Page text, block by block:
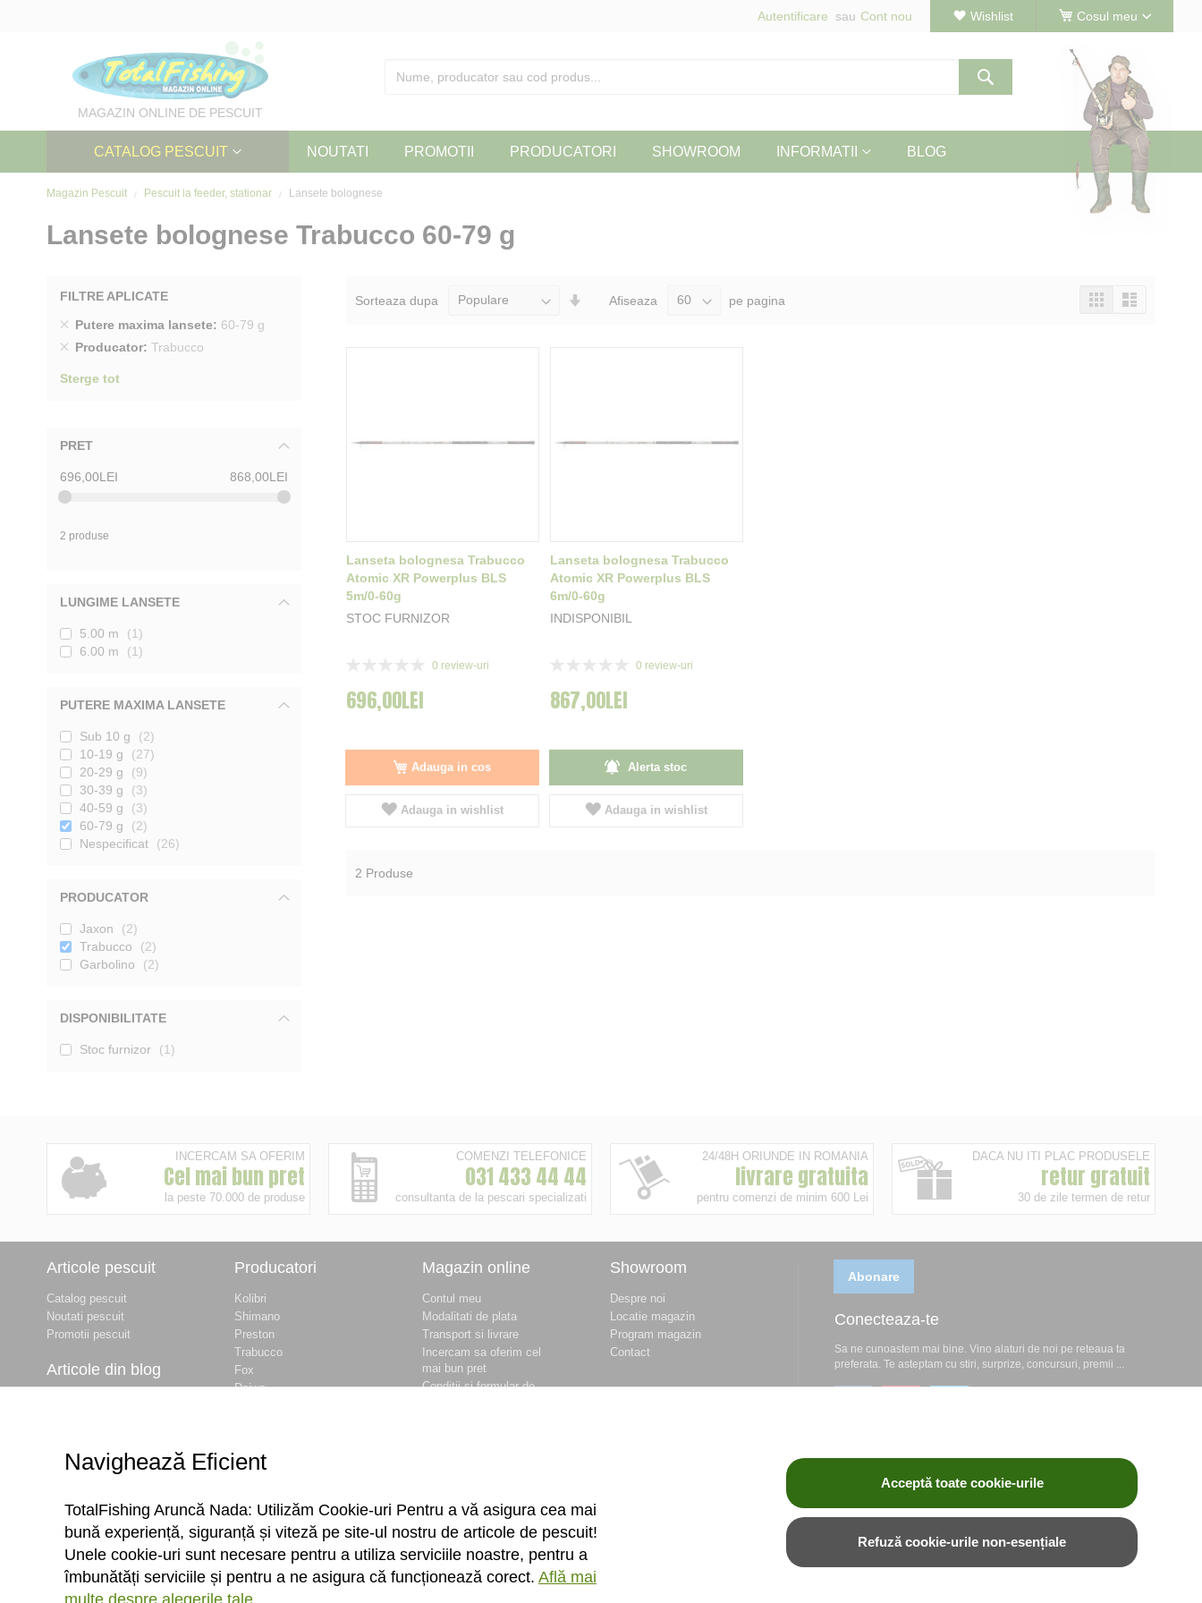
Cosul meu
Wishlist
Autentificare Cont nou
MAGAZIN ONLINE DE PESCUIT
CATALOG PESCUIT NOUTATI PROMOTII PRODUCATORI SHOWROOM INFORMATII BLOG
Magazin Pescuit Pescuit la feeder, stationar Lansete bolognese
Lansete bolognese Trabucco 60-79 g
Sorteaza dupa
SeteazaAfiseaza pe pagina
Vizualizeaza
ca
TabelLista
Lanseta bolognesa Trabucco
Atomic XR Powerplus BLS
5m/0-60g
STOC FURNIZOR
0 review-uri
696,00LEI
Adauga in cos
Adauga in wishlist
Lanseta bolognesa Trabucco
Atomic XR Powerplus BLS
6m/0-60g
INDISPONIBIL
0 review-uri
867,00LEI
Alerta stoc
Adauga in wishlist
2 Produse
FILTRE APLICATE
Putere maxima lansete
60-79 g
Sterge
produs
Producator Trabucco
Sterge
Sterge tot
PRET
696,00LEI 868,00LEI
2 produse
LUNGIME LANSETE
5.00 m
1
6.00 m
1
PUTERE MAXIMA LANSETE
Sub 10 g
2
10-19 g
27
20-29 g
9
30-39 g
3
40-59 g
3
60-79 g
2
Nespecificat
26
PRODUCATOR
Jaxon
2
Trabucco
2
Garbolino
2
DISPONIBILITATE
Stoc furnizor 1
INCERCAM SA OFERIM
Cel mai bun pret
la peste 70.000 de produse
COMENZI TELEFONICE
031 433 44 44
consultanta de la pescari specializati
24/48H ORIUNDE IN ROMANIA
livrare gratuita
pentru comenzi de minim 600 Lei
DACA NU ITI PLAC PRODUSELE
retur gratuit
30 de zile termen de retur
Articole pescuit
Catalog pescuit
Noutati pescuit
Promotii pescuit
Articole din blog
- INFORMATII
COMPLETE
pescuit ANPA online –
Ghid Complet 2026
Nada si momeli
TotalFishing
Specii de pesti in apele
din Romania
Producatori
Kolibri
Shimano
Preston
Trabucco
Fox
Daiwa
Delphin
Magazin online
Contul meu
Modalitati de plata
Transport si livrare
Incercam sa oferim cel
mai bun pret
Conditii si formular de
confidentialitate si
protectia datelor
Unitati de masura
Showroom
Despre noi
Locatie magazin
Program magazin
Contact
Abonare
Conecteaza-te
Sa ne cunoastem mai bine. Vino alaturi de noi pe reteaua ta
preferata. Te asteptam cu stiri, surprize, concursuri, premii ...
Navighează Eficient
TotalFishing Aruncă Nada: Utilizăm Cookie-uri Pentru a vă asigura cea mai
bună experiență, siguranță și viteză pe site-ul nostru de articole de pescuit!
Unele cookie-uri sunt necesare pentru a utiliza serviciile noastre, pentru a
îmbunătăți serviciile și pentru a ne asigura că funcționează corect. Află mai
multe despre alegerile tale.
Acceptă toate cookie-urile
Refuză cookie-urile non-esențiale